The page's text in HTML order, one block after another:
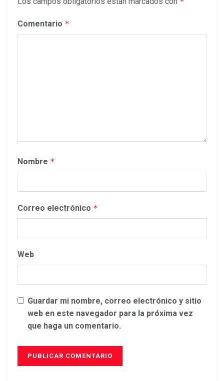
Comentario *
Nombre *
Correo electrónico *
Web
Guardar mi nombre, correo electrónico y sitio
web en este navegador para la próxima vez
que haga un comentario.